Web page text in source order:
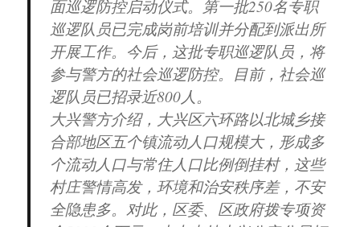
面巡逻防控启动仪式。第一批250名专职
巡逻队员已完成岗前培训并分配到派出所
开展工作。今后，这批专职巡逻队员，将
参与警方的社会巡逻防控。目前，社会巡
逻队员已招录近800人。
大兴警方介绍，大兴区六环路以北城乡接
合部地区五个镇流动人口规模大，形成多
个流动人口与常住人口比例倒挂村，这些
村庄警情高发，环境和治安秩序差，不安
全隐患多。对此，区委、区政府拨专项资